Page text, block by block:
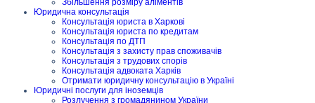
Збільшення розміру аліментів
Юридична консультація
Консультація юриста в Харкові
Консультація юриста по кредитам
Консультація по ДТП
Консультація з захисту прав споживачів
Консультація з трудових спорів
Консультація адвоката Харків
Отримати юридичну консультацію в Україні
Юридичні послуги для іноземців
Розлучення з громадянином України